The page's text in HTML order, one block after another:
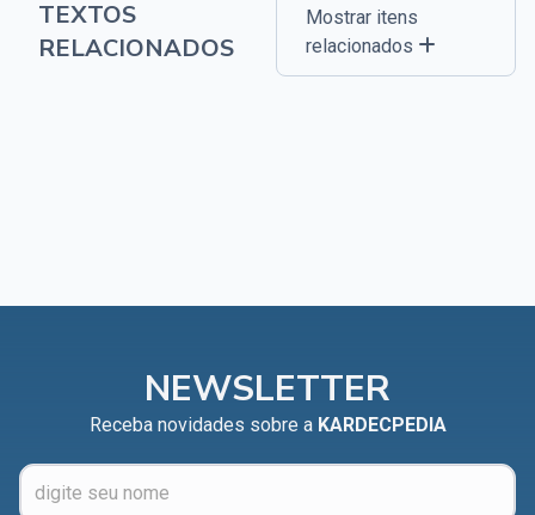
TEXTOS
RELACIONADOS
Mostrar itens
relacionados
NEWSLETTER
Receba novidades sobre a KARDECPEDIA